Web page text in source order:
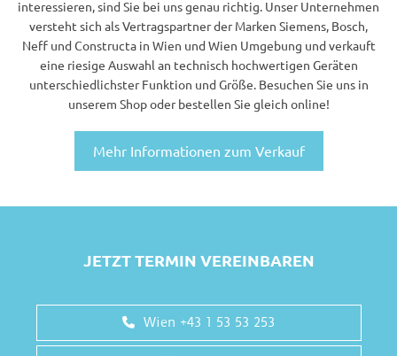
interessieren, sind Sie bei uns genau richtig. Unser Unternehmen
versteht sich als Vertragspartner der Marken Siemens, Bosch,
Neff und Constructa in Wien und Wien Umgebung und verkauft
eine riesige Auswahl an technisch hochwertigen Geräten
unterschiedlichster Funktion und Größe. Besuchen Sie uns in
unserem Shop oder bestellen Sie gleich online!
Mehr Informationen zum Verkauf
JETZT TERMIN VEREINBAREN
Wien +43 1 53 53 253